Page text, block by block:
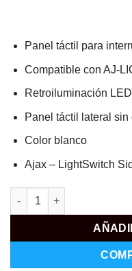
Panel táctil para
Compatible con AJ-
Retroiluminación LED
Panel táctil lateral sin
Color blanco
Ajax – LightSwitch
AJ-SIDEBUTTON-